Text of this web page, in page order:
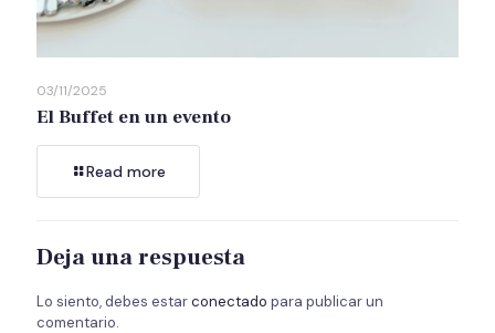
03/11/2025
El Buffet en un evento
Read more
Deja una respuesta
Lo siento, debes estarconectado para publicar un
comentario.